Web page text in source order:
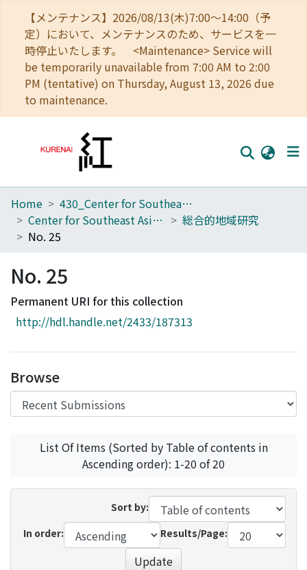
【メンテナンス】2026/08/13(木)7:00～14:00（予
定）において、メンテナンスのため、サービスを一
時停止いたします。 <Maintenance> Service will
be temporarily unavailable from 7:00 AM to 2:00
PM (tentative) on Thursday, August 13, 2026 due
to maintenance.
Home
Communities
Download Ranking
Access Statistics
Home
430_Center for Southeast Asian Studies
Center for Southeast Asian Studies
総合的地域研究
No. 25
No. 25
Permanent URI for this collection
http://hdl.handle.net/2433/187313
Browse
List Of Items (Sorted by Table of contents in
Ascending order): 1-20 of 20
Sort by:
In order:
Results/Page:
Update